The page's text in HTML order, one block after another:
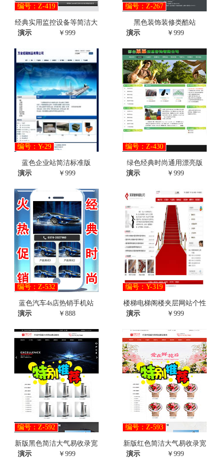
编号：Z-419
经典实用监控设备等简洁大
演示
￥999
编号：Z-267
黑色装饰装修类酷站
演示
￥999
编号：Y-29
蓝色企业站简洁标准版
演示
￥999
编号：Z-430
绿色经典时尚通用漂亮版
演示
￥999
编号：Z-532
蓝色汽车4s店热销手机站
演示
￥888
编号：Y-319
楼梯电梯阁楼夹层网站个性
演示
￥999
编号：Z-592
新版黑色简洁大气易收录宽
演示
￥999
编号：Z-593
新版红色简洁大气易收录宽
演示
￥999